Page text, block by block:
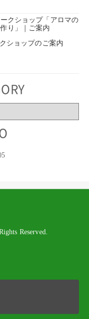
クショップ「アロマの
り」｜ご案内
ショップのご案内
Reserved.